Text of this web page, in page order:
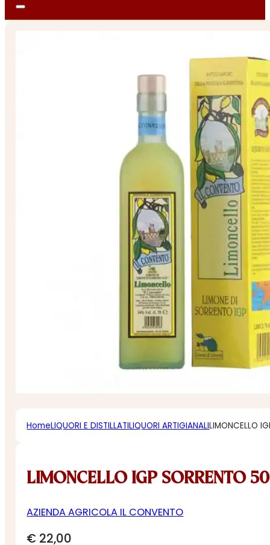
HomeLIQUORI E DISTILLATILIQUORI ARTIGIANALILIMONCELLO
LIMONCELLO IGP SORRENTO
AZIENDA AGRICOLA IL CONVENTO
€ 22,00